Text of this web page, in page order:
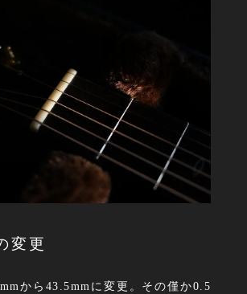
変更
から43.5mmに変更。その僅か0.5